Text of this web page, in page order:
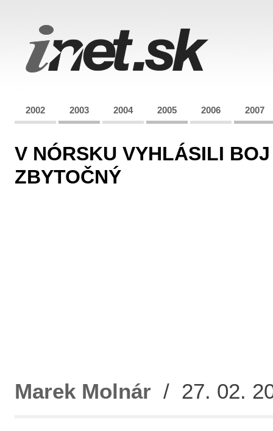
2002 2003 2004 2005 2006 2007
V NÓRSKU VYHLÁSILI
ZBYTOČNÝ
Marek Molnár / 27. 02.